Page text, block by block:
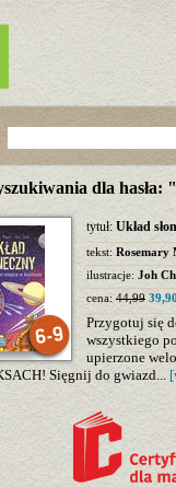
dla hasła:
tytuł: Układ
tekst: Rosemary
ilustracje: Joh
cena: 44,99
Przygotuj się
wszystkiego
upierzone
Sięgnij do gwiazd...